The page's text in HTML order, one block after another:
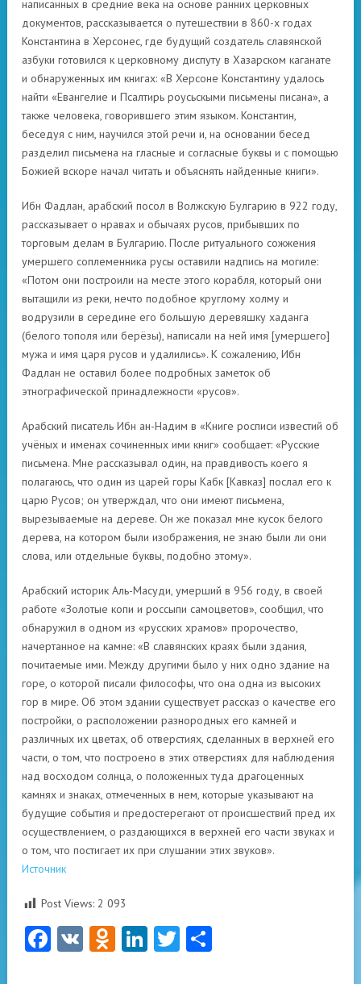
написанных в средние века на основе ранних церковных
документов, рассказывается о путешествии в 860-х годах
Константина в Херсонес, где будущий создатель славянской
азбуки готовился к церковному диспуту в Хазарском каганате
и обнаруженных им книгах: «В Херсоне Константину удалось
найти «Евангелие и Псалтирь роусьскыми письмены писана», а
также человека, говорившего этим языком. Константин,
беседуя с ним, научился этой речи и, на основании бесед
разделил письмена на гласные и согласные буквы и с помощью
Божией вскоре начал читать и объяснять найденные книги».
Ибн Фадлан, арабский посол в Волжскую Булгарию в 922 году,
рассказывает о нравах и обычаях русов, прибывших по
торговым делам в Булгарию. После ритуального сожжения
умершего соплеменника русы оставили надпись на могиле:
«Потом они построили на месте этого корабля, который они
вытащили из реки, нечто подобное круглому холму и
водрузили в середине его большую деревяшку хаданга
(белого тополя или берёзы), написали на ней имя [умершего]
мужа и имя царя русов и удалились». К сожалению, Ибн
Фадлан не оставил более подробных заметок об
этнографической принадлежности «русов».
Арабский писатель Ибн ан-Надим в «Книге росписи известий об
учёных и именах сочиненных ими книг» сообщает: «Русские
письмена. Мне рассказывал один, на правдивость коего я
полагаюсь, что один из царей горы Кабк [Кавказ] послал его к
царю Русов; он утверждал, что они имеют письмена,
вырезываемые на дереве. Он же показал мне кусок белого
дерева, на котором были изображения, не знаю были ли они
слова, или отдельные буквы, подобно этому».
Арабский историк Аль-Масуди, умерший в 956 году, в своей
работе «Золотые копи и россыпи самоцветов», сообщил, что
обнаружил в одном из «русских храмов» пророчество,
начертанное на камне: «В славянских краях были здания,
почитаемые ими. Между другими было у них одно здание на
горе, о которой писали философы, что она одна из высоких
гор в мире. Об этом здании существует рассказ о качестве его
постройки, о расположении разнородных его камней и
различных их цветах, об отверстиях, сделанных в верхней его
части, о том, что построено в этих отверстиях для наблюдения
над восходом солнца, о положенных туда драгоценных
камнях и знаках, отмеченных в нем, которые указывают на
будущие события и предостерегают от происшествий пред их
осуществлением, о раздающихся в верхней его части звуках и
о том, что постигает их при слушании этих звуков».
Источник
Post Views: 2 093
Facebook
VK Odnoklassniki
LinkedIn
Twitter